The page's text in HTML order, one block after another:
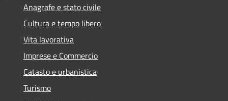
Anagrafe e stato civile
Cultura e tempo libero
Vita lavorativa
Imprese e Commercio
Catasto e urbanistica
Turismo